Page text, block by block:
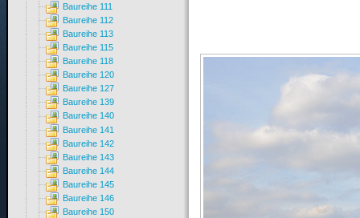
Baureihe 111
Baureihe 112
Baureihe 113
Baureihe 115
Baureihe 118
Baureihe 120
Baureihe 127
Baureihe 139
Baureihe 140
Baureihe 141
Baureihe 142
Baureihe 143
Baureihe 144
Baureihe 145
Baureihe 146
Baureihe 150